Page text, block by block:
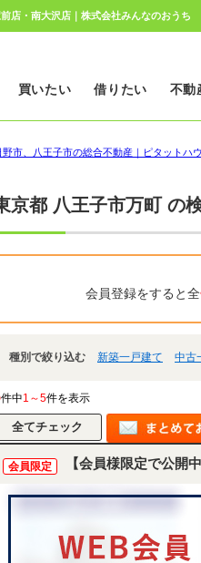
店・南大沢店｜株式会社みんなのおうち
買いたい 借りたい 不動
野市、八王子市の総合不動産｜ピタットハ
京都 八王子市万町 の
会員登録をすると全
種別で絞り込む 新築一戸建て 中古
件中1～5件を表示
会員限定 【会員様限定で公開中